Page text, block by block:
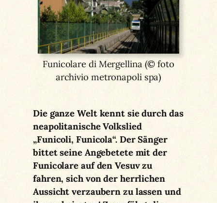
Funicolare di Mergellina (© foto
archivio metronapoli spa)
Die ganze Welt kennt sie durch das
neapolitanische Volkslied
„Funicoli, Funicola“. Der Sänger
bittet seine Angebetete mit der
Funicolare auf den Vesuv zu
fahren, sich von der herrlichen
Aussicht verzaubern zu lassen und